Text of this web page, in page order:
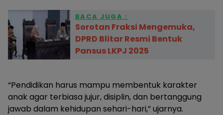
BACA JUGA :
Sorotan Fraksi Mengemuka,
DPRD Blitar Resmi Bentuk
Pansus LKPJ 2025
“Pendidikan harus mampu membentuk karakter
anak agar terbiasa jujur, disiplin, dan bertanggung
jawab dalam kehidupan sehari-hari,” ujarnya.